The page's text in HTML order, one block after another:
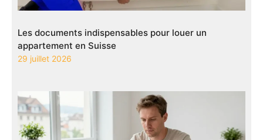
Les documents indispensables pour louer un
appartement en Suisse
29 juillet 2026